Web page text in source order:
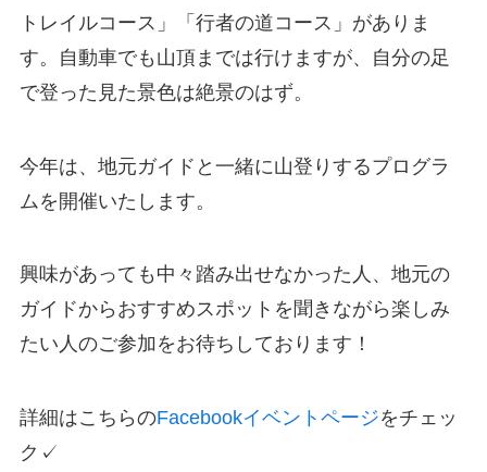
トレイルコース」「行者の道コース」がありま
す。自動車でも山頂までは行けますが、自分の足
で登った見た景色は絶景のはず。
今年は、地元ガイドと一緒に山登りするプログラ
ムを開催いたします。
興味があっても中々踏み出せなかった人、地元の
ガイドからおすすめスポットを聞きながら楽しみ
たい人のご参加をお待ちしております！
詳細はこちらのFacebookイベントページをチェッ
ク✓